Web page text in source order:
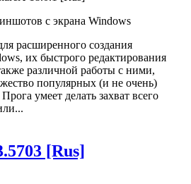
с экрана Windows
расширенного создания
их быстрого редактирования
различной работы с ними,
популярных (и не очень)
умеет делать захват всего
[Rus]